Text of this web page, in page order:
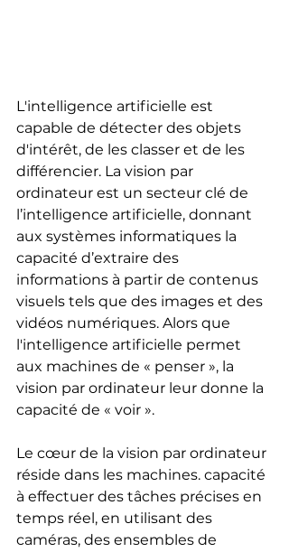
L'intelligence artificielle est
capable de détecter des objets
d'intérêt, de les classer et de les
différencier. La vision par
ordinateur est un secteur clé de
l’intelligence artificielle, donnant
aux systèmes informatiques la
capacité d’extraire des
informations à partir de contenus
visuels tels que des images et des
vidéos numériques. Alors que
l'intelligence artificielle permet
aux machines de « penser », la
vision par ordinateur leur donne la
capacité de « voir ».
Le cœur de la vision par ordinateur
réside dans les machines. capacité
à effectuer des tâches précises en
temps réel, en utilisant des
caméras, des ensembles de